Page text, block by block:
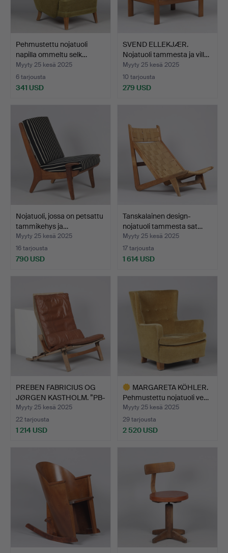
Pehmustettu nojatuoli
napilla ommeltu selk…
Myyty 25 kesä 2025
6 tarjousta
341 USD
SVEND ELLEKJÆR.
Nojatuoli tammesta ja vill…
Myyty 25 kesä 2025
10 tarjousta
279 USD
Nojatuoli, jossa on petsattu
tammikehys ja…
Myyty 25 kesä 2025
16 tarjousta
790 USD
Tanskalainen design-
nojatuoli tammesta sat…
Myyty 25 kesä 2025
17 tarjousta
1 614 USD
PREBEN FABRICIUS OG
JØRGEN KASTHOLM. ”PB-
1…
Myyty 25 kesä 2025
22 tarjousta
1 214 USD
MARGARETA KÖHLER.
Pehmustettu nojatuoli ve…
Myyty 25 kesä 2025
29 tarjousta
2 520 USD